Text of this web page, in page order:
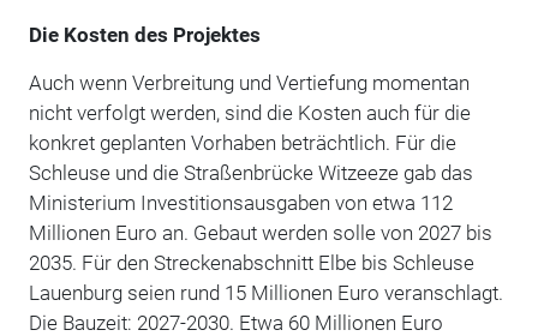
Die Kosten des Projektes
Auch wenn Verbreitung und Vertiefung momentan
nicht verfolgt werden, sind die Kosten auch für die
konkret geplanten Vorhaben beträchtlich. Für die
Schleuse und die Straßenbrücke Witzeeze gab das
Ministerium Investitionsausgaben von etwa 112
Millionen Euro an. Gebaut werden solle von 2027 bis
2035. Für den Streckenabschnitt Elbe bis Schleuse
Lauenburg seien rund 15 Millionen Euro veranschlagt.
Die Bauzeit: 2027-2030. Etwa 60 Millionen Euro